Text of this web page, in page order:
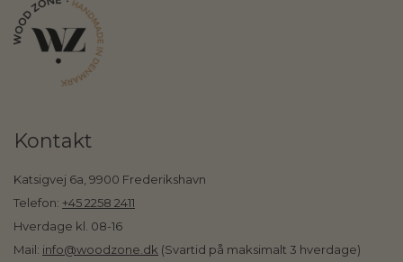
Kontakt
Katsigvej 6a, 9900 Frederikshavn
Telefon: +45 2258 2411
Hverdage kl. 08-16
Mail: info@woodzone.dk (Svartid på maksimalt 3 hverdage)